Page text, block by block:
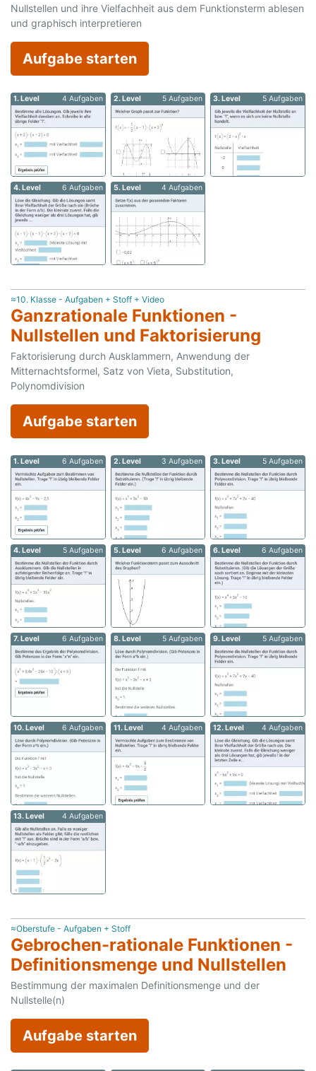
Nullstellen und ihre Vielfachheit aus dem Funktionsterm ablesen
und graphisch interpretieren
Aufgabe starten
1. Level 4 Aufgaben 2. Level 5 Aufgaben 3. Level 5 Aufgaben
4. Level 6 Aufgaben 5. Level 4 Aufgaben
≈10. Klasse - Aufgaben + Stoff + Video
Ganzrationale Funktionen -
Nullstellen und Faktorisierung
Faktorisierung durch Ausklammern, Anwendung der
Mitternachtsformel, Satz von Vieta, Substitution,
Polynomdivision
Aufgabe starten
1. Level 6 Aufgaben 2. Level 3 Aufgaben 3. Level 5 Aufgaben
4. Level 5 Aufgaben 5. Level 6 Aufgaben 6. Level 6 Aufgaben
7. Level 6 Aufgaben 8. Level 5 Aufgaben 9. Level 5 Aufgaben
10. Level 6 Aufgaben 11. Level 4 Aufgaben 12. Level 4 Aufgaben
13. Level 4 Aufgaben
≈Oberstufe - Aufgaben + Stoff
Gebrochen-rationale Funktionen -
Definitionsmenge und Nullstellen
Bestimmung der maximalen Definitionsmenge und der
Nullstelle(n)
Aufgabe starten